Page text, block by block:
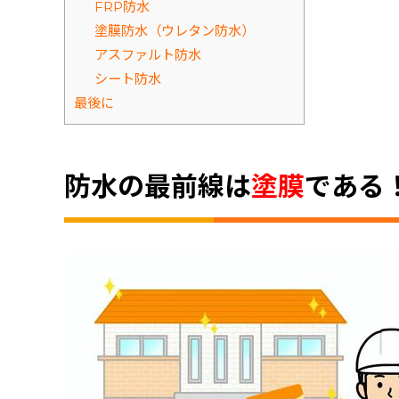
FRP防水
塗膜防水（ウレタン防水）
アスファルト防水
シート防水
最後に
防水の最前線は塗膜である